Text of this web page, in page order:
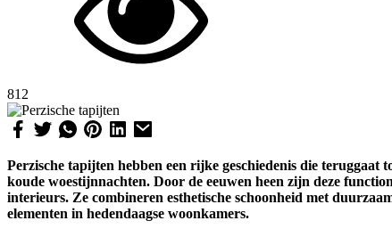
812
Perzische tapijten hebben een rijke geschiedenis die
koude woestijnnachten. Door de eeuwen heen zijn deze
interieurs. Ze combineren esthetische schoonheid met
elementen in hedendaagse woonkamers.